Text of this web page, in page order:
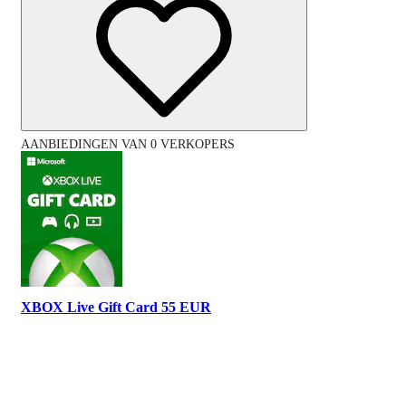
AANBIEDINGEN VAN 0 VERKOPERS
XBOX Live Gift Card 55 EUR